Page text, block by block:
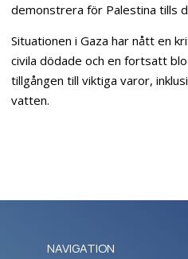
demonstrera för Palestina tills
Situationen i Gaza har nått en
civila dödade och en fortsatt
tillgången till viktiga varor,
vatten.
NAVIGATION